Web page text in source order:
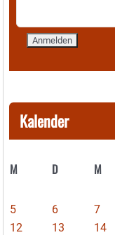
Kalender
M D M
5
6 7
12
13 14